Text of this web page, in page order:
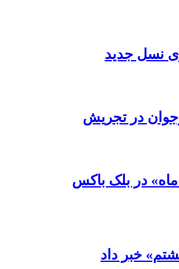
نسل جدید
در بلک باکس
خبر داد